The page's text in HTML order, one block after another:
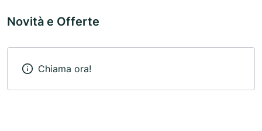
Novità e Offerte
Chiama ora!